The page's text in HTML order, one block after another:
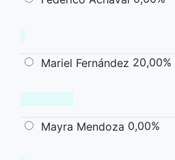
Mariel Fernández 20,00%
Mayra Mendoza 0,00%